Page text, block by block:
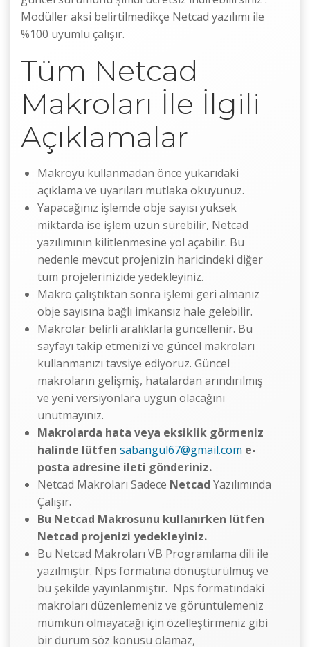
Modüller aksi belirtilmedikçe Netcad yazılımı ile
%100 uyumlu çalışır.
Tüm Netcad
Makroları İle İlgili
Açıklamalar
Makroyu kullanmadan önce yukarıdaki
açıklama ve uyarıları mutlaka okuyunuz.
Yapacağınız işlemde obje sayısı yüksek
miktarda ise işlem uzun sürebilir, Netcad
yazılımının kilitlenmesine yol açabilir. Bu
nedenle mevcut projenizin haricindeki diğer
tüm projelerinizide yedekleyiniz.
Makro çalıştıktan sonra işlemi geri almanız
obje sayısına bağlı imkansız hale gelebilir.
Makrolar belirli aralıklarla güncellenir. Bu
sayfayı takip etmenizi ve güncel makroları
kullanmanızı tavsiye ediyoruz. Güncel
makroların gelişmiş, hatalardan arındırılmış
ve yeni versiyonlara uygun olacağını
unutmayınız.
Makrolarda hata veya eksiklik görmeniz
halinde lütfen sabangul67@gmail.com e-
posta adresine ileti gönderiniz.
Netcad Makroları Sadece Netcad Yazılımında
Çalışır.
Bu Netcad Makrosunu kullanırken lütfen
Netcad projenizi yedekleyiniz.
Bu Netcad Makroları VB Programlama dili ile
yazılmıştır. Nps formatına dönüştürülmüş ve
bu şekilde yayınlanmıştır. Nps formatındaki
makroları düzenlemeniz ve görüntülemeniz
mümkün olmayacağı için özelleştirmeniz gibi
bir durum söz konusu olamaz,